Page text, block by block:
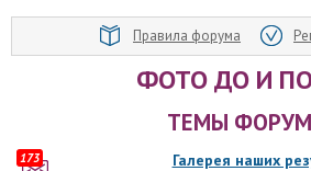
Правила форума
ФОТО ДО И
ТЕМЫ
Галерея наших
173